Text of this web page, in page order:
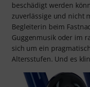
beschädigt werden
zuverlässige und nicht
Begleiterin beim
Guggenmusik oder im
sich um ein
Altersstufen. Und es